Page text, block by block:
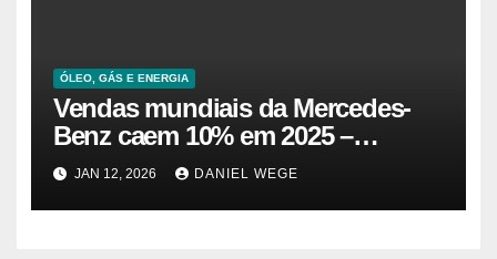
ÓLEO, GÁS E ENERGIA
Vendas mundiais da Mercedes-
Benz caem 10% em 2025 –
Impala.pt
JAN 12, 2026 DANIEL WEGE